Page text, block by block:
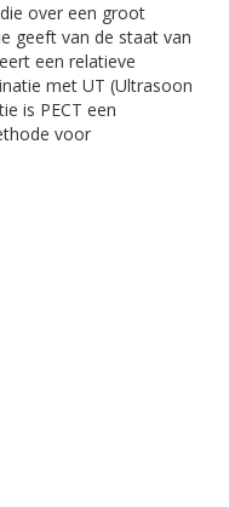
over een groot
geeft van de staat van
een relatieve
met UT (Ultrasoon
is PECT een
voor